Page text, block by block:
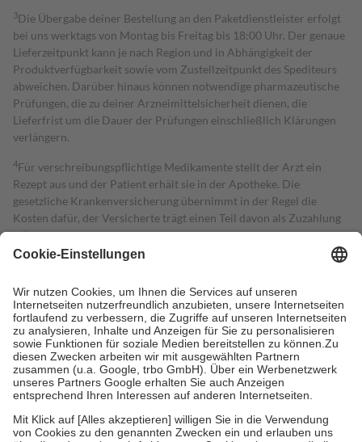
3Die Übergabe deiner Bestellung an den Paketdienstleister erfolgt
bei uns werktags von Montag bis Freitag bis 18:00 Uhr. Der genaue
Lieferzeitpunkt kann je nach Region und in Abhängigkeit der
Produktverfügbarkeit sowie vom Zustellzeitpunkt des Spediteurs
abweichen. Darüber hinaus können notwendige pharmazeutische
Prüfungen, die zu deiner Arzneimittelsicherheit dienen, die
Lieferfrist um die Dauer der Prüfungen einschließlich Klärungen
verlängern.
4Für verschreibungspflichtige Medikamente stellt der Arzt ein
Rezept aus und der Patient erhält sie in der Apotheke. Die
gesetzliche Krankenversicherung übernimmt in der Regel die
Kosten dafür, der Versicherte trägt einen Teil davon als Zuzahlung
mit.
Grundsätzlich leisten Mitglieder Zuzahlungen in Höhe von zehn
höchstens zehn Euro.
Es sind jedoch nie mehr als die tatsächlichen
Kosten der Leistung zu entrichten.
Diese Regeln gelten grundsätzlich auch für Online-Apotheken.
Bei Heilmitteln und häuslicher Krankenpflege beträgt die
Zuzahlung zehn Prozent der Kosten sowie zehn Euro je
Verordnung.
Um das Engagement der Versicherten für ihre eigene Gesundheit zu
stärken und die besondere Stellung der Familie zu unterstützen,
fallenkeine Zuzahlungenan bei:
• Kindern und Jugendlichen bis zum vollendeten 18. Lebensjahr